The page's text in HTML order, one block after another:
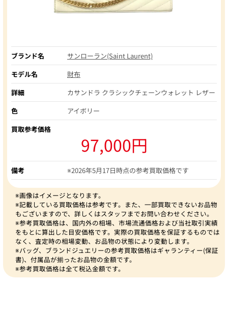
ブランド名
サンローラン(Saint Laurent)
モデル名
財布
詳細
カサンドラ クラシックチェーンウォレット レザー
色
アイボリー
買取参考価格
97,000円
備考 ※2026年5月17日時点の参考買取価格です
※画像はイメージとなります。
※記載している買取価格は参考です。また、一部買取できないお品物
もございますので、詳しくはスタッフまでお問い合わせください。
※参考買取価格は、国内外の相場、市場流通価格および当社取引実績
をもとに算出した目安価格です。実際の買取価格を保証するものでは
なく、査定時の相場変動、お品物の状態により変動します。
※バッグ、ブランドジュエリーの参考買取価格はギャランティー(保証
書)、付属品が揃ったお品物の金額です。
※参考買取価格は全て税込金額です。